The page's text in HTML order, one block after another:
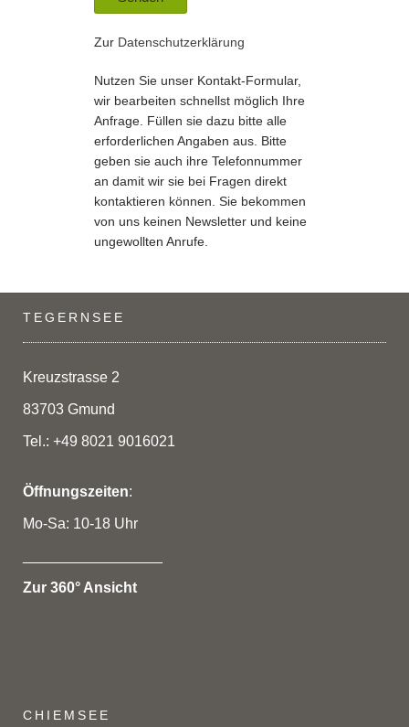
Zur Datenschutzerklärung
Nutzen Sie unser Kontakt-Formular,
wir bearbeiten schnellst möglich Ihre
Anfrage. Füllen sie dazu bitte alle
erforderlichen Angaben aus. Bitte
geben sie auch ihre Telefonnummer
an damit wir sie bei Fragen direkt
kontaktieren können. Sie bekommen
von uns keinen Newsletter und keine
ungewollten Anrufe.
TEGERNSEE
Kreuzstrasse 2
83703 Gmund
Tel.: +49 8021 9016021
Öffnungszeiten:
Mo-Sa: 10-18 Uhr
Zur 360° Ansicht
CHIEMSEE